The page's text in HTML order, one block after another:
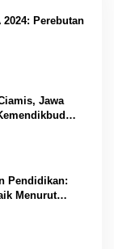
2024: Perebutan
Jawa
Pendidikan:
Menurut